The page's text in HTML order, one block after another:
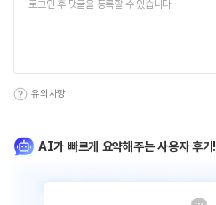
유의사항
AI가 빠르게 요약해주는 사용자 후기!